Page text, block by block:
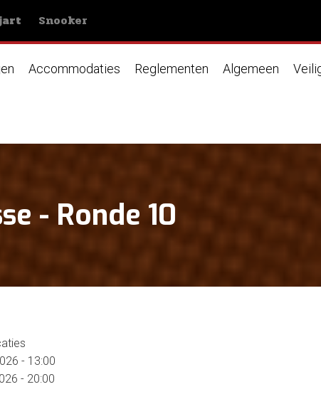
Snooker
Accommodaties Reglementen Algemeen
- Ronde 10
- 13:00
- 20:00